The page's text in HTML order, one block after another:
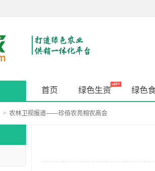
首页 绿色生资 绿色
> 农林卫视报道——珍佰农亮相农高会